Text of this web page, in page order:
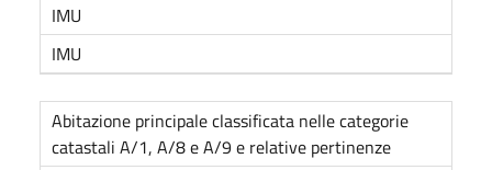
IMU
IMU
Abitazione principale classificata nelle categorie
catastali A/1, A/8 e A/9 e relative pertinenze